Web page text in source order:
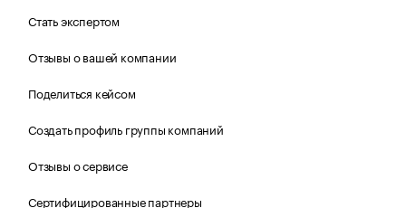
Стать экспертом
Отзывы о вашей компании
Поделиться кейсом
Создать профиль группы компаний
Отзывы о сервисе
Сертифицированные партнеры